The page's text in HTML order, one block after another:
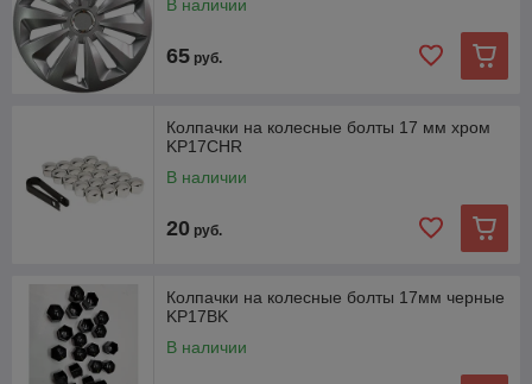
В наличии
65 руб.
Колпачки на колесные болты 17 мм хром
KP17CHR
В наличии
20 руб.
Колпачки на колесные болты 17мм черные
KP17BK
В наличии